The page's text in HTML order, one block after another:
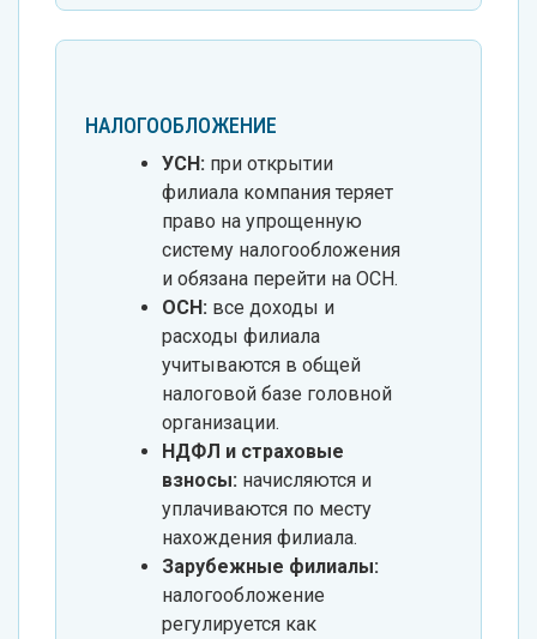
НАЛОГООБЛОЖЕНИЕ
УСН: при открытии
филиала компания теряет
право на упрощенную
систему налогообложения
и обязана перейти на ОСН.
ОСН: все доходы и
расходы филиала
учитываются в общей
налоговой базе головной
организации.
НДФЛ и страховые
взносы: начисляются и
уплачиваются по месту
нахождения филиала.
Зарубежные филиалы:
налогообложение
регулируется как